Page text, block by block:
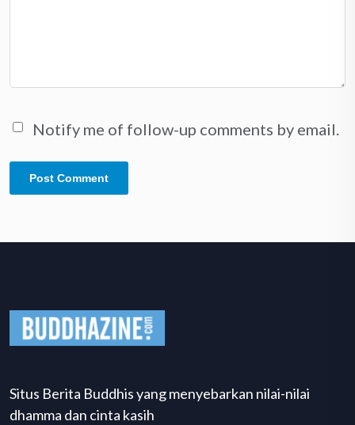
Notify me of follow-up comments by email.
Situs Berita Buddhis yang menyebarkan nilai-nilai
dhamma dan cinta kasih